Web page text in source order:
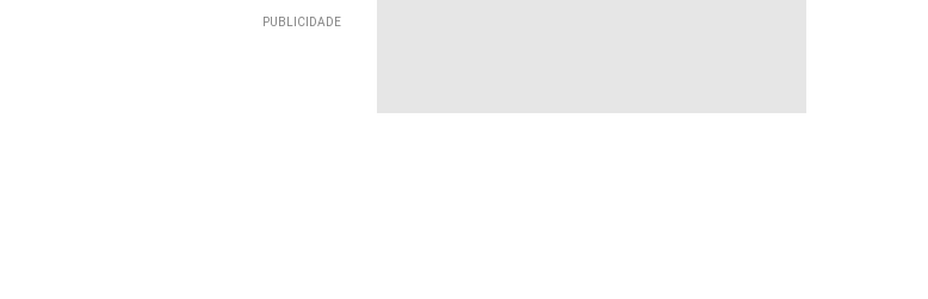
PUBLICIDADE